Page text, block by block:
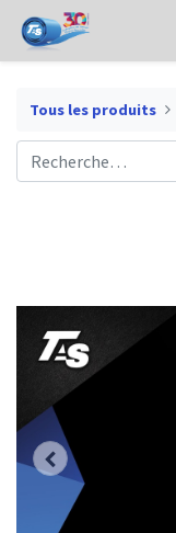
Tous les produits